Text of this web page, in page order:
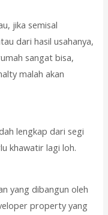
jika semisal
dari hasil usahanya,
sangat bisa,
malah akan
lengkap dari segi
khawatir lagi loh.
yang dibangun oleh
property yang